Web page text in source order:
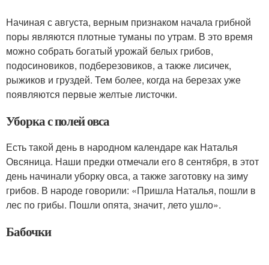
Начиная с августа, верным признаком начала грибной
поры являются плотные туманы по утрам. В это время
можно собрать богатый урожай белых грибов,
подосиновиков, подберезовиков, а также лисичек,
рыжиков и груздей. Тем более, когда на березах уже
появляются первые желтые листочки.
Уборка с полей овса
Есть такой день в народном календаре как Наталья
Овсяница. Наши предки отмечали его 8 сентября, в этот
день начинали уборку овса, а также заготовку на зиму
грибов. В народе говорили: «Пришла Наталья, пошли в
лес по грибы. Пошли опята, значит, лето ушло».
Бабочки